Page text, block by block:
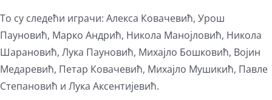
То су следећи играчи: Алекса Ковачевић, Урош
Пауновић, Марко Андрић, Никола Манојловић, Никола
Шарановић, Лука Пауновић, Михајло Бошковић, Војин
Медаревић, Петар Ковачевић, Михајло Мушикић, Павле
Степановић и Лука Аксентијевић.